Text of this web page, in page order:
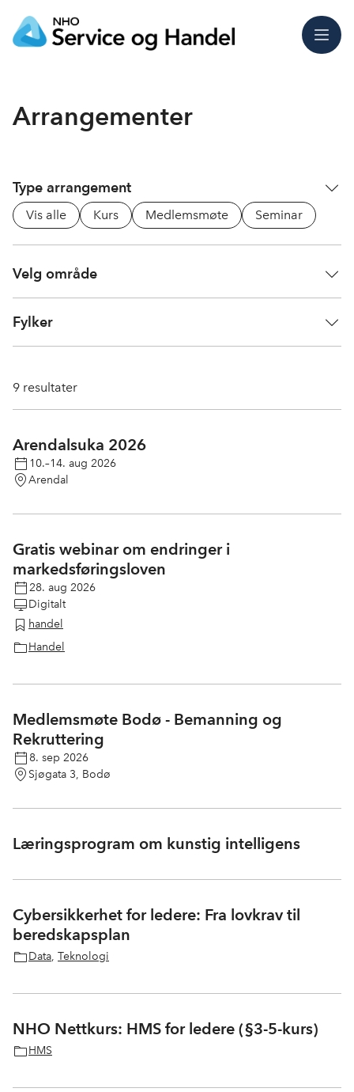
Meny
Arrangementer
Type arrangement
Vis alle Kurs Medlemsmøte Seminar
Velg område
Fylker
9 resultater
Arendalsuka 2026
10.–14. aug 2026
Arendal
Gratis webinar om endringer i
markedsføringsloven
28. aug 2026
Digitalt
handel
Handel
Medlemsmøte Bodø - Bemanning og
Rekruttering
8. sep 2026
Sjøgata 3, Bodø
Læringsprogram om kunstig intelligens
Cybersikkerhet for ledere: Fra lovkrav til
beredskapsplan
Data, Teknologi
NHO Nettkurs: HMS for ledere (§3-5-kurs)
HMS